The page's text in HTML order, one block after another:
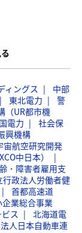
ィングス
中部
東北電力
警
（UR都市機
電力
社会保
興機構
宙航空研究開発
中日本）
・障害者雇用支
行政法人労働者健
首都高速道
業総合事業
ス
北海道電
人日本自動車連